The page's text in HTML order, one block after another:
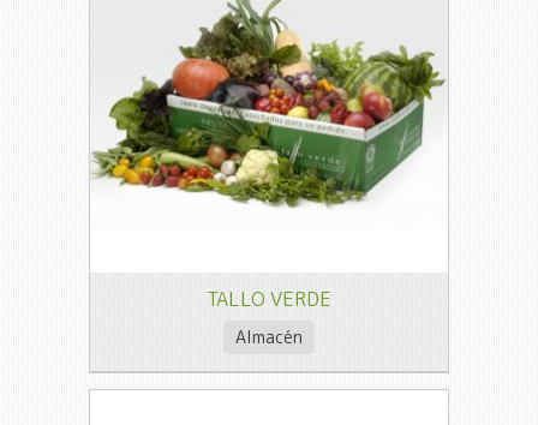
TALLO VERDE
Almacén